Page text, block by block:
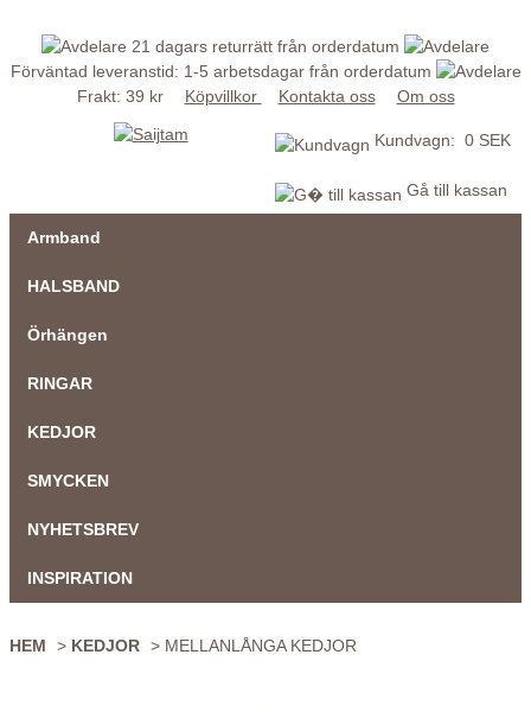
21 dagars returrätt från orderdatum
Förväntad leveranstid: 1-5 arbetsdagar från orderdatum
Frakt: 39 kr
Köpvillkor Kontakta oss Om oss
Kundvagn: 0 SEK
Gå till kassan
Armband
HALSBAND
Örhängen
RINGAR
KEDJOR
SMYCKEN
NYHETSBREV
INSPIRATION
HEM > KEDJOR > MELLANLÅNGA KEDJOR